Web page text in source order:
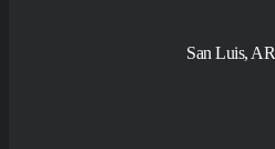
San Luis, AR